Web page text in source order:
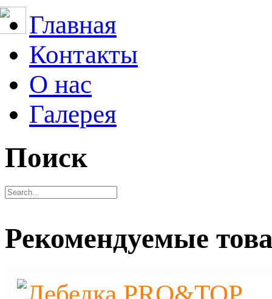
Главная
Контакты
О нас
Галерея
Поиск
Рекомендуемые